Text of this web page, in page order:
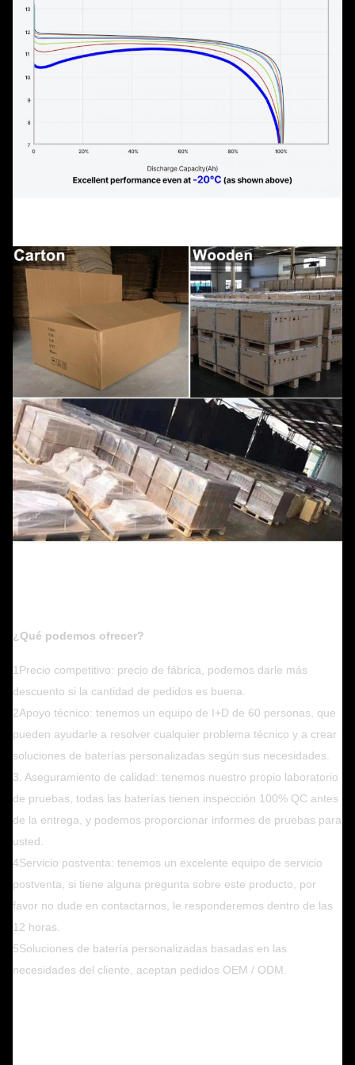
¿Qué podemos ofrecer?
1Precio competitivo: precio de fábrica, podemos darle más
descuento si la cantidad de pedidos es buena.
2Apoyo técnico: tenemos un equipo de I+D de 60 personas, que
pueden ayudarle a resolver cualquier problema técnico y a crear
soluciones de baterías personalizadas según sus necesidades.
3. Aseguramiento de calidad: tenemos nuestro propio laboratorio
de pruebas, todas las baterías tienen inspección 100% QC antes
de la entrega, y podemos proporcionar informes de pruebas para
usted.
4Servicio postventa: tenemos un excelente equipo de servicio
postventa, si tiene alguna pregunta sobre este producto, por
favor no dude en contactarnos, le responderemos dentro de las
12 horas.
5Soluciones de batería personalizadas basadas en las
necesidades del cliente, aceptan pedidos OEM / ODM.